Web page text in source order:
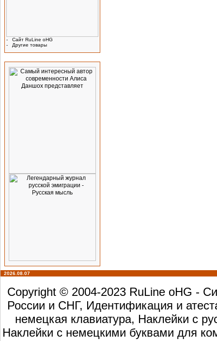
-
Сайт RuLine oHG
-
Другие товары
2026.08.07
Copyright © 2004-2023 RuLine oHG -
России и СНГ, Идентификация и
немецкая клавиатура, Наклейки с
Наклейки с немецкими буквами для